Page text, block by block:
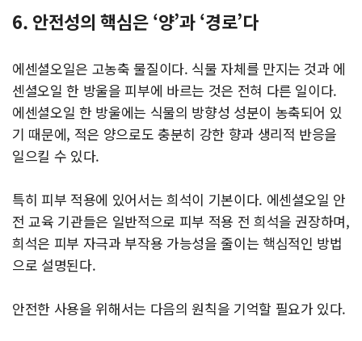
6. 안전성의 핵심은 ‘양’과 ‘경로’다
에센셜오일은 고농축 물질이다. 식물 자체를 만지는 것과 에
센셜오일 한 방울을 피부에 바르는 것은 전혀 다른 일이다.
에센셜오일 한 방울에는 식물의 방향성 성분이 농축되어 있
기 때문에, 적은 양으로도 충분히 강한 향과 생리적 반응을
일으킬 수 있다.
특히 피부 적용에 있어서는 희석이 기본이다. 에센셜오일 안
전 교육 기관들은 일반적으로 피부 적용 전 희석을 권장하며,
희석은 피부 자극과 부작용 가능성을 줄이는 핵심적인 방법
으로 설명된다.
안전한 사용을 위해서는 다음의 원칙을 기억할 필요가 있다.